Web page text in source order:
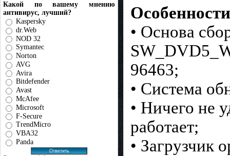
Какой по вашему мнению
антивирус, лучший?
Kaspersky
dr.Web
NOD 32
Symantec
Norton
AVG
Avira
Bitdefender
Avast
McAfee
Microsoft
F-Secure
TrendMicro
VBA32
Panda
• Основа
96463;
• Система
• Ничего не
работает;
• Загрузчик